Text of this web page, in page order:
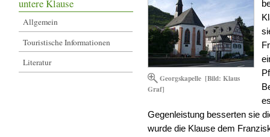
untere Klause
Allgemein
Touristische Informationen
Literatur
Georgskapelle [Bild: Klaus
Graf]
Gegenleistung besserten sie
wurde die Klause dem